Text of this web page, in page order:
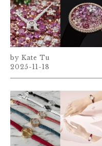
Kate Tu
2025-11-18